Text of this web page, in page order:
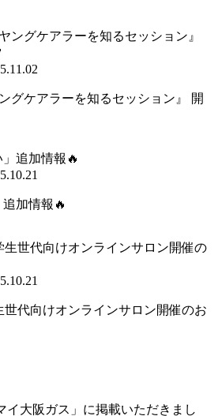
グケアラーを知るセッション』 開
追加情報🔥
世代向けオンラインサロン開催のお